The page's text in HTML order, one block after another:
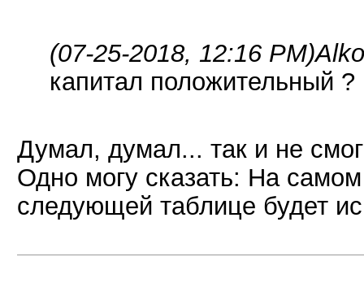
(07-25-2018, 12:16 PM)
капитал положительный ?
Думал, думал... так и не
Одно могу сказать: На
следующей таблице будет